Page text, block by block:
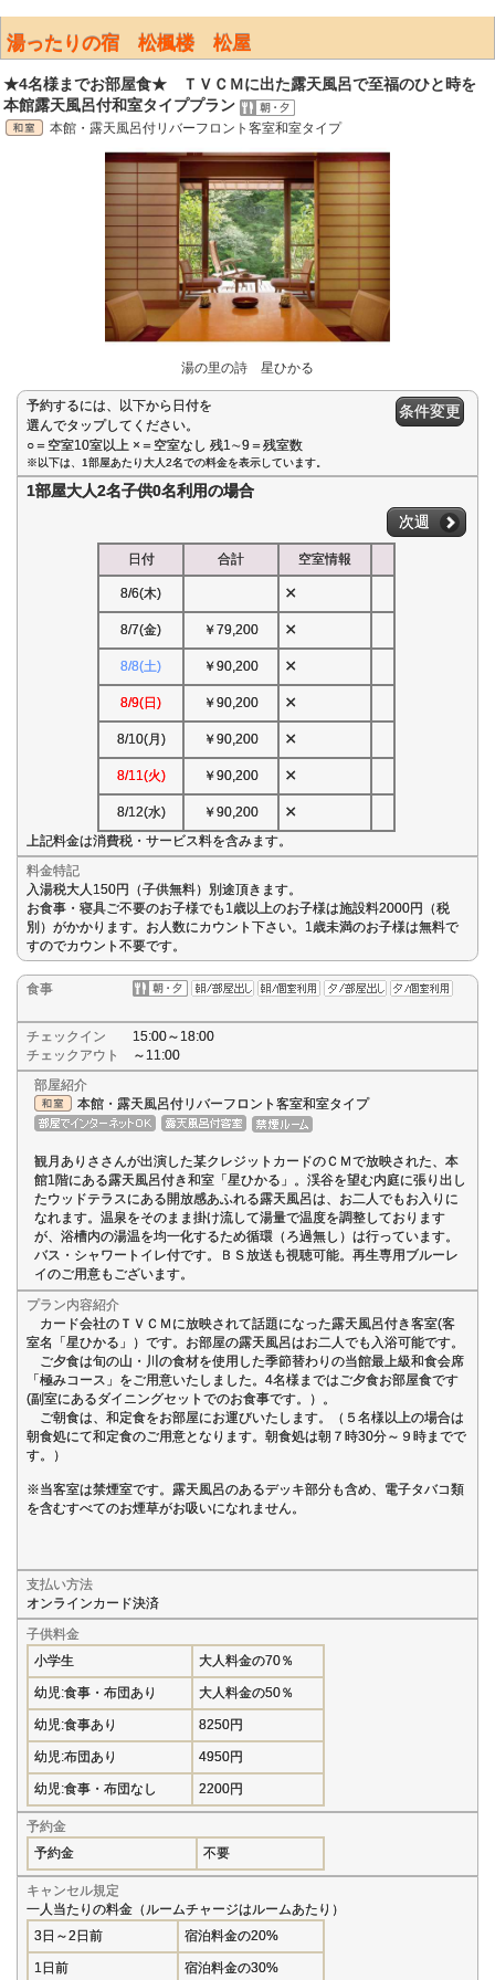
湯ったりの宿 松楓楼 松屋
★4名様までお部屋食★ ＴＶＣＭに出た露天風呂で至福のひと時を
本館露天風呂付和室タイププラン
本館・露天風呂付リバーフロント客室和室タイプ
湯の里の詩 星ひかる
予約するには、以下から日付を
選んでタップしてください。
○＝空室10室以上 ×＝空室なし 残1∼9＝残室数
条件変更
※以下は、1部屋あたり大人2名での料金を表示しています。
1部屋大人2名子供0名利用の場合
次週
日付 合計 空室情報
8/6(木) ×
8/7(金) ￥79,200 ×
8/8(土) ￥90,200 ×
8/9(日) ￥90,200 ×
8/10(月) ￥90,200 ×
8/11(火) ￥90,200 ×
8/12(水) ￥90,200 ×
上記料金は消費税・サービス料を含みます。
料金特記
入湯税大人150円（子供無料）別途頂きます。
お食事・寝具ご不要のお子様でも1歳以上のお子様は施設料2000円（税
別）がかかります。お人数にカウント下さい。1歳未満のお子様は無料で
すのでカウント不要です。
食事
チェックイン
15:00～18:00
チェックアウト
～11:00
部屋紹介
本館・露天風呂付リバーフロント客室和室タイプ
観月ありささんが出演した某クレジットカードのＣＭで放映された、本
館1階にある露天風呂付き和室「星ひかる」。渓谷を望む内庭に張り出し
たウッドテラスにある開放感あふれる露天風呂は、お二人でもお入りに
なれます。温泉をそのまま掛け流して湯量で温度を調整しております
が、浴槽内の湯温を均一化するため循環（ろ過無し）は行っています。
バス・シャワートイレ付です。ＢＳ放送も視聴可能。再生専用ブルーレ
イのご用意もございます。
プラン内容紹介
カード会社のＴＶＣＭに放映されて話題になった露天風呂付き客室(客
室名「星ひかる」）です。お部屋の露天風呂はお二人でも入浴可能です。
ご夕食は旬の山・川の食材を使用した季節替わりの当館最上級和食会席
「極みコース」をご用意いたしました。4名様まではご夕食お部屋食です
(副室にあるダイニングセットでのお食事です。）。
ご朝食は、和定食をお部屋にお運びいたします。（５名様以上の場合は
朝食処にて和定食のご用意となります。朝食処は朝７時30分～９時までで
す。）
※当客室は禁煙室です。露天風呂のあるデッキ部分も含め、電子タバコ類
を含むすべてのお煙草がお吸いになれません。
支払い方法
オンラインカード決済
子供料金
小学生
大人料金の70％
幼児:食事・布団あり 大人料金の50％
幼児:食事あり 8250円
幼児:布団あり 4950円
幼児:食事・布団なし 2200円
予約金
予約金
不要
キャンセル規定
一人当たりの料金（ルームチャージはルームあたり）
3日～2日前
宿泊料金の20%
1日前 宿泊料金の30%